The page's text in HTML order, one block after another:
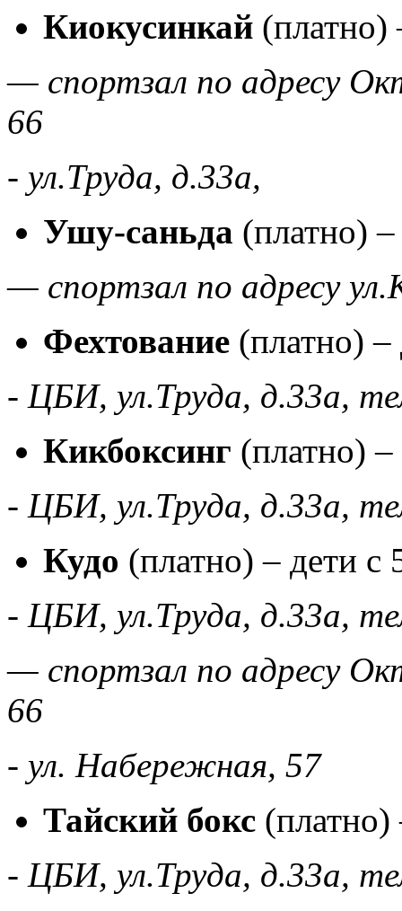
Киокусинкай (платно)
— спортзал по адресу
66
- ул.Труда, д.33а,
Ушу-саньда (платно)
— спортзал по адресу
Фехтование (платно) –
- ЦБИ, ул.Труда, д.33а,
Кикбоксинг (платно) –
- ЦБИ, ул.Труда, д.33а,
Кудо (платно) – дети с
- ЦБИ, ул.Труда, д.33а,
— спортзал по адресу
66
- ул. Набережная, 57
Тайский бокс (платно)
- ЦБИ, ул.Труда, д.33а,